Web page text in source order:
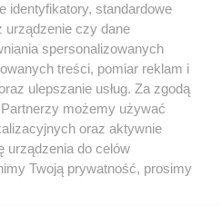
katowice 12
05
w Katowicach 12
regulamin korzystania z portali
Skontakuj sięz nami
Kontakt
Wydawca
Redakcja
identyfikatory, standardowe
urządzenie czy dane
spersonalizowanych
treści, pomiar reklam i
ulepszanie usług. Za zgodą
możemy używać
oraz aktywnie
urządzenia do celów
Twoją prywatność, prosimy